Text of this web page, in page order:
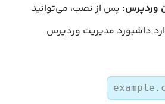
پس از نصب، می‌توانید
داشبورد مدیریت وردپرس